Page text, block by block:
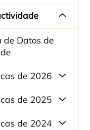
de Datos de
de 2026
de 2025
de 2024